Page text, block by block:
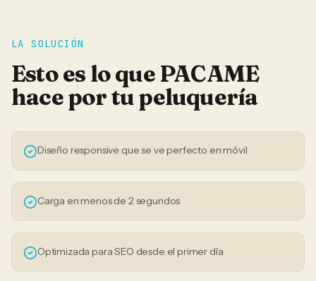
LA SOLUCIÓN
Esto es lo que PACAME
hace por tupeluquería
Diseño responsive que se ve perfecto en móvil
Carga en menos de 2 segundos
Optimizada para SEO desde el primer día